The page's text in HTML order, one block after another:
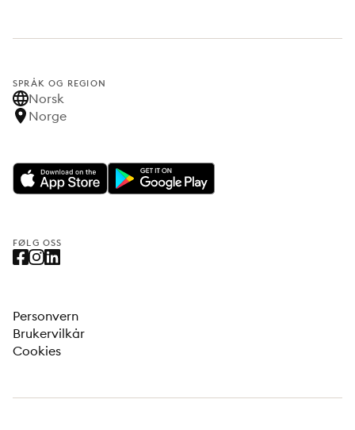
SPRÅK OG REGION
Norsk
Norge
FØLG OSS
Personvern
Brukervilkår
Cookies